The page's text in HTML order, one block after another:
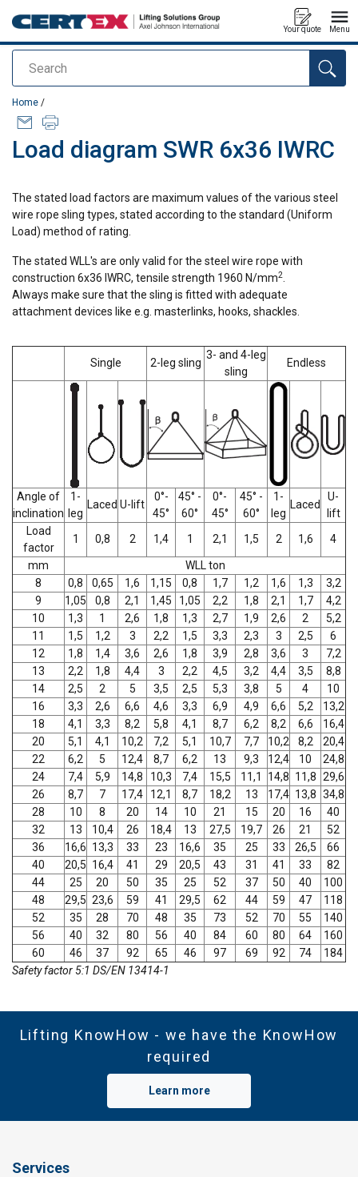
Search
Your quote Menu
added to your quote
Home /
Load diagram SWR 6x36 IWRC
The stated load factors are maximum values of the various steel
wire rope sling types, stated according to the standard (Uniform
Load) method of rating.
The stated WLL's are only valid for the steel wire rope with
construction 6x36 IWRC, tensile strength 1960 N/mm2
Always make sure that the sling is fitted with adequate
attachment devices like e.g. masterlinks, hooks, shackles.
Single 2-leg sling
3- and 4-leg
sling
Endless
Angle of
inclination
1-
leg
Laced U-lift
0°-
45°
45° -
60°
0°-
45°
45° -
60°
1-
leg
Laced
U-
lift
Load
factor
1 0,8 2 1,4 1 2,1 1,5 2 1,6 4
mm
WLL ton
8
0,8 0,65 1,6 1,15 0,8 1,7 1,2 1,6 1,3
3,2
9
1,05 0,8 2,1 1,45 1,05 2,2 1,8 2,1 1,7
4,2
10
1,3 1 2,6 1,8 1,3 2,7 1,9 2,6 2
5,2
11
1,5 1,2 3 2,2 1,5 3,3 2,3 3 2,5
6
12
1,8 1,4 3,6 2,6 1,8 3,9 2,8 3,6 3
7,2
13
2,2 1,8 4,4 3 2,2 4,5 3,2 4,4 3,5
8,8
14
2,5 2 5 3,5 2,5 5,3 3,8 5 4
10
16
3,3 2,6 6,6 4,6 3,3 6,9 4,9 6,6 5,2
13,2
18
4,1 3,3 8,2 5,8 4,1 8,7 6,2 8,2 6,6
16,4
20
5,1 4,1 10,2 7,2 5,1 10,7 7,7 10,2 8,2
20,4
22
6,2 5 12,4 8,7 6,2 13 9,3 12,4 10
24,8
24
7,4 5,9 14,8 10,3 7,4 15,5 11,1 14,8 11,8 29,6
26
8,7 7 17,4 12,1 8,7 18,2 13 17,4 13,8 34,8
28
10 8 20 14 10 21 15 20 16
40
32
13 10,4 26 18,4 13 27,5 19,7 26 21
52
36
16,6 13,3 33 23 16,6 35 25 33 26,5
66
40
20,5 16,4 41 29 20,5 43 31 41 33
82
44
25 20 50 35 25 52 37 50 40
100
48
29,5 23,6 59 41 29,5 62 44 59 47
118
52
35 28 70 48 35 73 52 70 55
140
56
40 32 80 56 40 84 60 80 64
160
60
46 37 92 65 46 97 69 92 74
184
Safety factor 5:1 DS/EN 13414-1
Lifting KnowHow - we have the KnowHow
required
Learn more
Services